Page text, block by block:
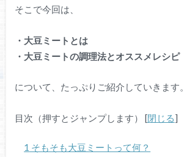
そこで今回は、
・大豆ミートとは
・大豆ミートの調理法とオススメレシピ
について、たっぷりご紹介していきます。
目次（押すとジャンプします） [閉じる]
1 そもそも大豆ミートって何？